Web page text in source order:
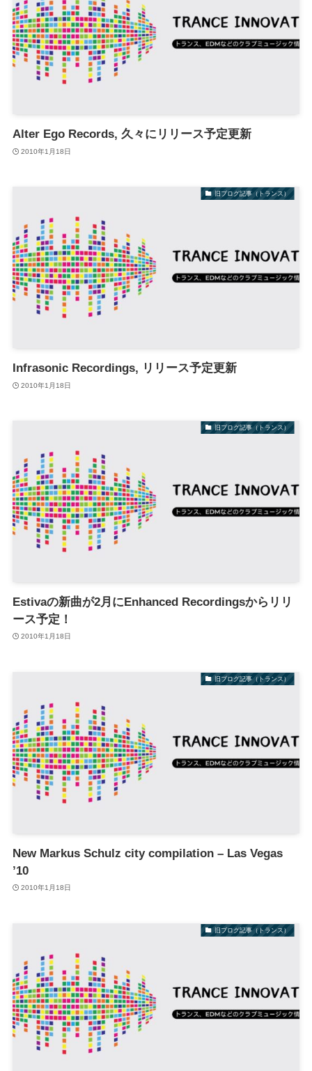
Alter Ego Records, 久々にリリース予定更新
2010年1月18日
旧ブログ記事（トランス）
Infrasonic Recordings, リリース予定更新
2010年1月18日
旧ブログ記事（トランス）
Estivaの新曲が2月にEnhanced Recordingsからリリ
ース予定！
2010年1月18日
旧ブログ記事（トランス）
New Markus Schulz city compilation – Las Vegas
’10
2010年1月18日
旧ブログ記事（トランス）